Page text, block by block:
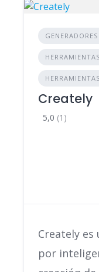
Creately
5,0 (1)
Creately
por